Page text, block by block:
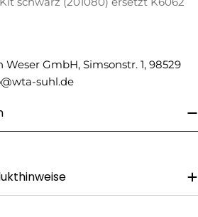
Weser GmbH, Simsonstr. 1, 98529
suhl.de